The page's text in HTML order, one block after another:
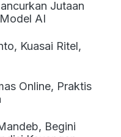
Jutaan
AI
Kuasai Ritel,
Online, Praktis
Begini